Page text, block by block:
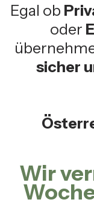
Egal ob
oder
sicher
Wir